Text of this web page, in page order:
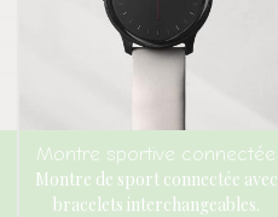
Montre sportive connectée
Montre de sport connectée avec
bracelets interchangeables.